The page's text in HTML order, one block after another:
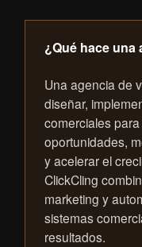
¿Qué hace una
Una agencia de
diseñar,
comerciales
oportunidades,
y acelerar el
ClickCling
marketing y
sistemas
resultados.